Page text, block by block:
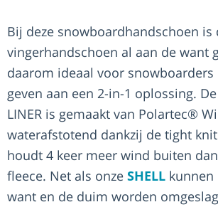
Bij deze snowboardhandschoen is
vingerhandschoen al aan de want
daarom ideaal voor
geven aan een 2-in-1 oplossing.
LINER is gemaakt van Polartec®
waterafstotend dankzij de tight
houdt 4 keer meer wind buiten
fleece. Net als onze SHELL kunnen
want en de duim worden